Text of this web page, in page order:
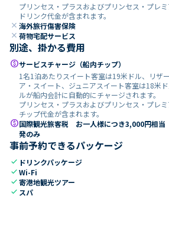
プリンセス・プラスおよびプリンセス・プレミ
ドリンク代金が含まれます。
close 海外旅行傷害保険
close 荷物宅配サービス
別途、掛かる費用
paidサービスチャージ（船内チップ）
1名1泊あたりスイート客室は19米ドル、リザ
ア・スイート、ジュニアスイート客室は18米
ルが船内会計に自動的にチャージされます。
プリンセス・プラスおよびプリンセス・プレミ
チップ代金が含まれます。
paid国際観光旅客税 お一人様につき3,000円相
発のみ
事前予約できるパッケージ
check ドリンクパッケージ
checkWi-Fi
check寄港地観光ツアー
check スパ